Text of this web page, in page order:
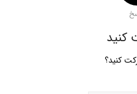
کنید
کنید؟